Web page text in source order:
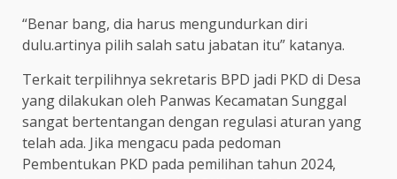
“Benar bang, dia harus mengundurkan diri
dulu.artinya pilih salah satu jabatan itu” katanya.
Terkait terpilihnya sekretaris BPD jadi PKD di Desa
yang dilakukan oleh Panwas Kecamatan Sunggal
sangat bertentangan dengan regulasi aturan yang
telah ada. Jika mengacu pada pedoman
Pembentukan PKD pada pemilihan tahun 2024,